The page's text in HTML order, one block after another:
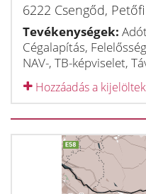
6222 Csengőd,
Tevékenységek:
Cégalapítás,
NAV-, TB-képviselet,
Hozzáadás a